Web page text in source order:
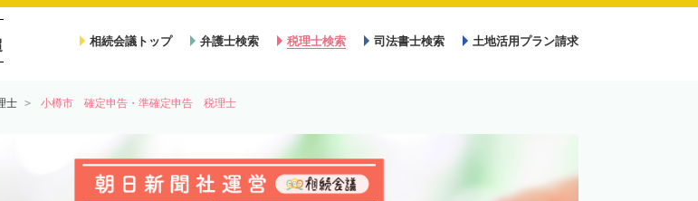
相続会議トップ 弁護士検索 税理士検索 司法書士検索 土地活用プラン請求
士 小樽市 確定申告・準確定申告 税理士